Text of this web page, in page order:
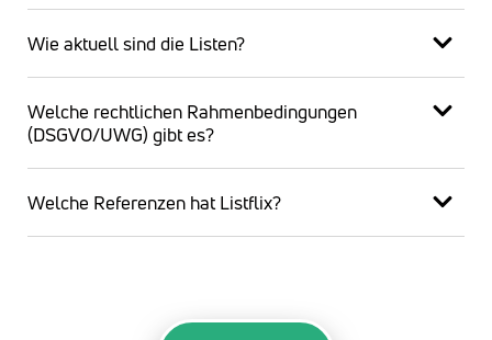
Wie aktuell sind die Listen?
Welche rechtlichen Rahmenbedingungen
(DSGVO/UWG) gibt es?
Welche Referenzen hat Listflix?